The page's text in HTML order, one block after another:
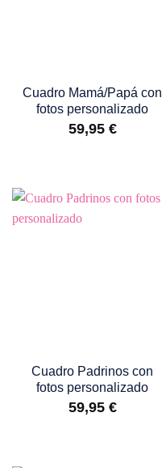
Cuadro Mamá/Papá con
fotos personalizado
59,95 €
Cuadro Padrinos con
fotos personalizado
59,95 €